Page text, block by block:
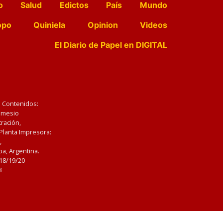
Salud Edictos País
Mundo
Quiniela Opinion
Videos
El Diario de Papel en DIGITAL
Impresora:
Argentina.
19/20